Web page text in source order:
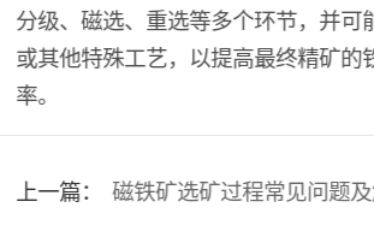
分级、磁选、重选等多个环节，并可
或其他特殊工艺，以提高最终精矿的
率。
上一篇：
磁铁矿选矿过程常见问题及